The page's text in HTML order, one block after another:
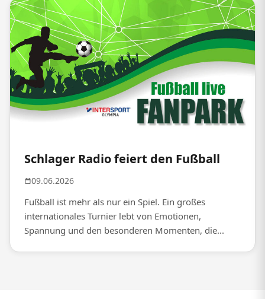
Schlager Radio feiert den Fußball
09.06.2026
Fußball ist mehr als nur ein Spiel. Ein großes
internationales Turnier lebt von Emotionen,
Spannung und den besonderen Momenten, die...